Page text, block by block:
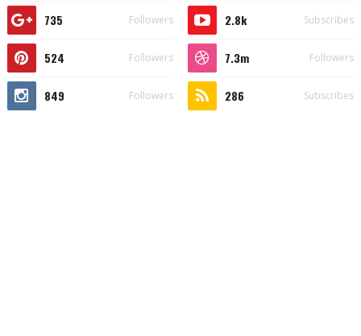
735 Followers 2.8k Subscribes
524 Followers 7.3m Followers
849 Followers 286 Subscribes